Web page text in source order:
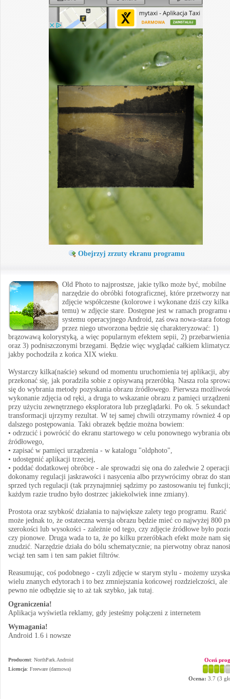
Obejrzyj zrzuty ekranu programu
Old Photo to najprostsze, jakie tylko może być, mobilne
narzędzie do obróbki fotograficznej, które przetworzy
zdjęcie współczesne (kolorowe i wykonane dziś czy
temu) w zdjęcie stare. Dostępne jest w ramach programu
systemu operacyjnego Android, zaś owa nowa-stara
przez niego utworzona będzie się charakteryzować: 1)
brązowawą kolorystyką, a więc popularnym efektem sepii, 2)
oraz 3) podniszczonymi brzegami. Będzie więc wyglądać całkiem
jakby pochodziła z końca XIX wieku.
Wystarczy kilka(naście) sekund od momentu uruchomienia tej aplikacji, aby
przekonać się, jak poradziła sobie z opisywaną przeróbką. Nasza rola
się do wybrania metody pozyskania obrazu źródłowego. Pierwsza
wykonanie zdjęcia od ręki, a druga to wskazanie obrazu z pamięci
przy użyciu zewnętrznego eksploratora lub przeglądarki. Po ok. 5
transformacji ujrzymy rezultat. W tej samej chwili otrzymamy również 4
dalszego postępowania. Taki obrazek będzie można bowiem:
• odrzucić i powrócić do ekranu startowego w celu ponownego wybrania
źródłowego,
• zapisać w pamięci urządzenia - w katalogu "oldphoto",
• udostępnić aplikacji trzeciej,
• poddać dodatkowej obróbce - ale sprowadzi się ona do zaledwie 2
dokonamy regulacji jaskrawości i nasycenia albo przywrócimy obraz do
sprzed tych regulacji (tak przynajmniej sądzimy po zastosowaniu tej
każdym razie trudno było dostrzec jakiekolwiek inne zmiany).
Prostota oraz szybkość działania to największe zalety tego programu. Razić
może jednak to, że ostateczna wersja obrazu będzie mieć co najwyżej 800
szerokości lub wysokości - zależnie od tego, czy zdjęcie źródłowe było
czy pionowe. Druga wada to ta, że po kilku przeróbkach efekt może nam się
znudzić. Narzędzie działa do bólu schematycznie; na pierwotny obraz nanosi
wciąż ten sam i ten sam pakiet filtrów.
Reasumując, coś podobnego - czyli zdjęcie w starym stylu - możemy
wielu znanych edytorach i to bez zmniejszania końcowej rozdzielczości, ale
pewno nie odbędzie się to aż tak szybko, jak tutaj.
Ograniczenia!
Aplikacja wyświetla reklamy, gdy jesteśmy połączeni z internetem
Wymagania!
Android 1.6 i nowsze
Producent: NorthPark.Android
Licencja: Freeware (darmowa)
Oceń
Ocena: 3.7 (3